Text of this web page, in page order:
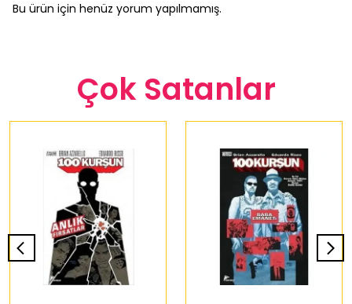
Bu ürün için henüz yorum yapılmamış.
Çok Satanlar